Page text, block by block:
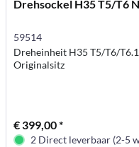
Drehsockel H35 T5/T6
59514
Dreheinheit H35 T5/T6/
Originalsitz
€ 399,00 *
2 Direct leverbaar (2-5